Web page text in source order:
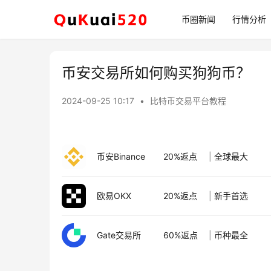
币圈新闻 行情分析
币安交易所如何购买狗狗币？
2024-09-25 10:17 • 比特币交易平台教程
币安Binance 20%返点 全球最大
欧易OKX 20%返点 新手首选
Gate交易所 60%返点 币种最全